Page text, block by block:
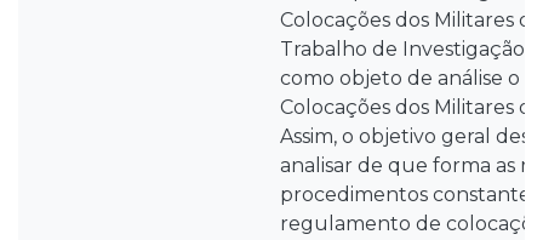
Colocações dos Militares
Trabalho de Investigação
como objeto de análise o
Colocações dos Militares
Assim, o objetivo geral
analisar de que forma as
procedimentos constantes
regulamento de